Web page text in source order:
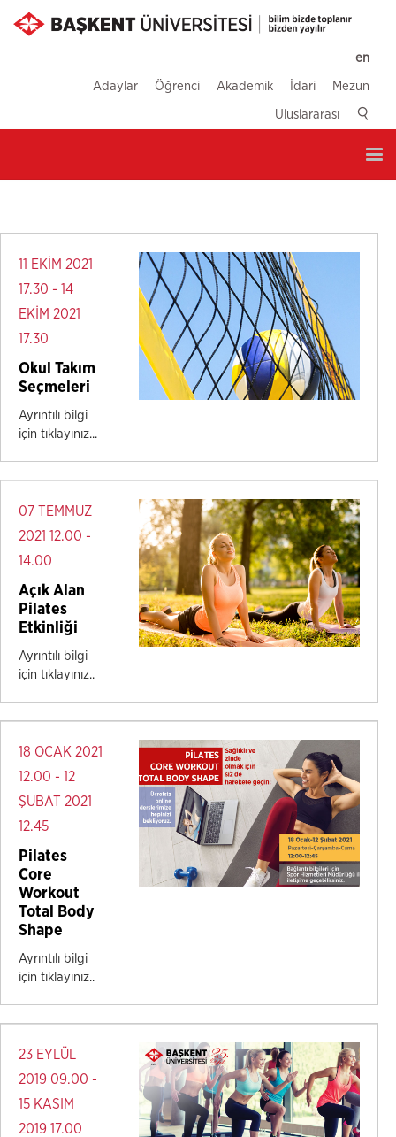
en
Adaylar Öğrenci Akademik İdari Mezun
Uluslararası
11 EKİM 2021
17.30 - 14
EKİM 2021
17.30
Okul Takım
Seçmeleri
Ayrıntılı bilgi
için tıklayınız...
07 TEMMUZ
2021 12.00 -
14.00
Açık Alan
Pilates
Etkinliği
Ayrıntılı bilgi
için tıklayınız..
18 OCAK 2021
12.00 - 12
ŞUBAT 2021
12.45
Pilates
Core
Workout
Total Body
Shape
Ayrıntılı bilgi
için tıklayınız..
23 EYLÜL
2019 09.00 -
15 KASIM
2019 17.00